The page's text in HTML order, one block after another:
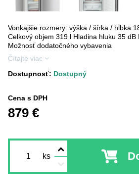
Vonkajšie rozmery: výška / šírka / hĺbka
Celkový objem 319 l Hladina hluku 35 dB
Možnosť dodatočného vybavenia
Čítajte viac
Dostupnosť: Dostupný
Cena s DPH
879 €
ks